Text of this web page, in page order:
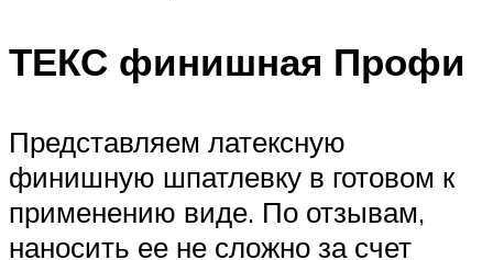
ТЕКС финишная Профи
Представляем латексную
финишную шпатлевку в готовом к
применению виде. По отзывам,
наносить ее не сложно за счет